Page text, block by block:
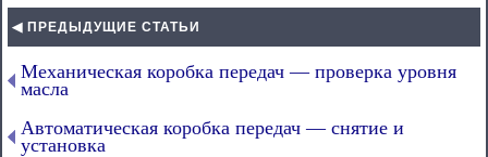
◀ ПРЕДЫДУЩИЕ СТАТЬИ
Механическая коробка передач — проверка уровня
масла
Автоматическая коробка передач — снятие и
установка